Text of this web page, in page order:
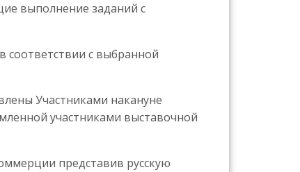
выполнение заданий с
соответствии с выбранной
Участниками накануне
участниками выставочной
представив русскую